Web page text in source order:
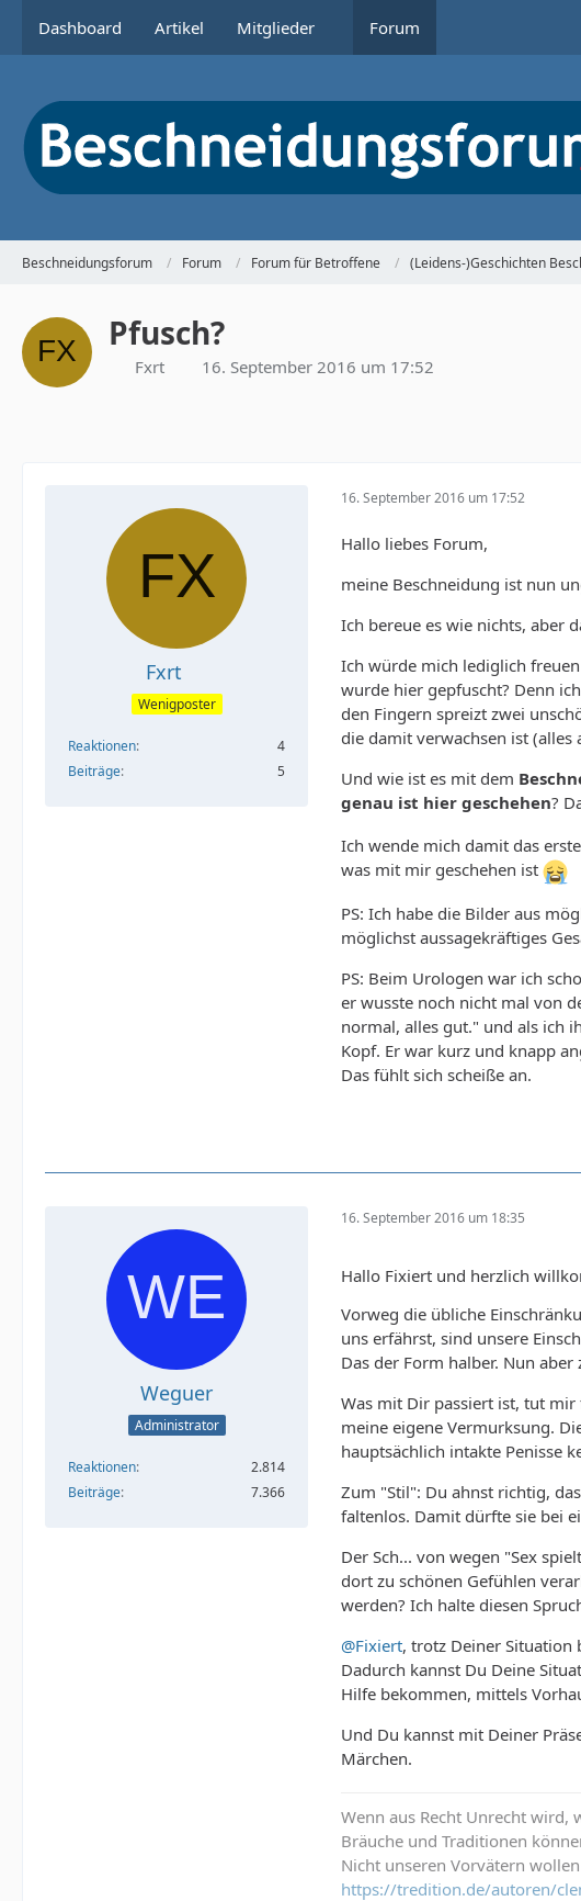
Dashboard Artikel Mitglieder Forum
Beschneidungsforum Forum Forum für Betroffene (Leidens-)Geschichten
Pfusch?
Fxrt 16. September 2016 um 17:52
Fxrt
Wenigposter
Reaktionen
4
Beiträge
5
16. September 2016 um 17:52
Hallo liebes Forum,
meine Beschneidung ist nun
Ich bereue es wie nichts, aber
Ich würde mich lediglich
wurde hier gepfuscht? Denn
den Fingern spreizt zwei
die damit verwachsen ist (alles
Und wie ist es mit dem
genau ist hier geschehen?
Ich wende mich damit das
was mit mir geschehen ist
PS: Ich habe die Bilder aus
möglichst aussagekräftiges
PS: Beim Urologen war ich
er wusste noch nicht mal von
normal, alles gut." und als ich
Kopf. Er war kurz und knapp
Das fühlt sich scheiße an.
Weguer
Administrator
Reaktionen
2.814
Beiträge
7.366
16. September 2016 um 18:35
Hallo Fixiert und herzlich
Vorweg die übliche
uns erfährst, sind unsere
Das der Form halber. Nun aber
Was mit Dir passiert ist, tut
meine eigene Vermurksung.
hauptsächlich intakte Penisse
Zum "Stil": Du ahnst richtig,
faltenlos. Damit dürfte sie bei
Der Sch... von wegen "Sex
dort zu schönen Gefühlen
werden? Ich halte diesen
@Fixiert, trotz Deiner Situation
Dadurch kannst Du Deine
Hilfe bekommen, mittels
Und Du kannst mit Deiner
Märchen.
Wenn aus Recht Unrecht wird,
Bräuche und Traditionen
Nicht unseren Vorvätern
https://tredition.de/autoren/